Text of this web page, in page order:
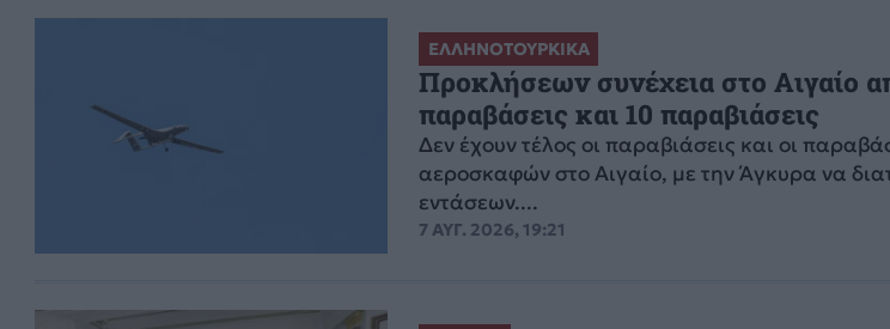
ΕΛΛΗΝΟΤΟΥΡΚΙΚΑ
Προκλήσεων συνέχεια στο Αιγαίο
παραβάσεις και 10 παραβιάσεις
Δεν έχουν τέλος οι παραβιάσεις και οι
αεροσκαφών στο Αιγαίο, με την Άγκυρα να
εντάσεων....
7 ΑΥΓ. 2026, 19:21